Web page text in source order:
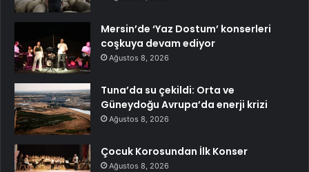
Mersin’de ‘Yaz Dostum’ konserleri
coşkuya devam ediyor
Ağustos 8, 2026
Tuna’da su çekildi: Orta ve
Güneydoğu Avrupa’da enerji krizi
Ağustos 8, 2026
Çocuk Korosundan İlk Konser
Ağustos 8, 2026